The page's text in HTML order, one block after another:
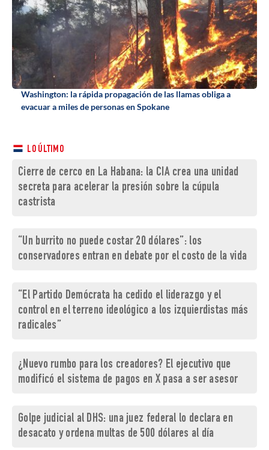
Washington: la rápida propagación de las llamas obliga a
evacuar a miles de personas en Spokane
LO ÚLTIMO
Cierre de cerco en La Habana: la CIA crea una unidad
secreta para acelerar la presión sobre la cúpula
castrista
“Un burrito no puede costar 20 dólares”: los
conservadores entran en debate por el costo de la vida
“El Partido Demócrata ha cedido el liderazgo y el
control en el terreno ideológico a los izquierdistas más
radicales”
¿Nuevo rumbo para los creadores? El ejecutivo que
modificó el sistema de pagos en X pasa a ser asesor
Golpe judicial al DHS: una juez federal lo declara en
desacato y ordena multas de 500 dólares al día